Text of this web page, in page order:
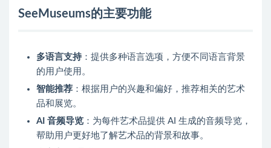
SeeMuseums的主要功能
多语言支持：提供多种语言选项，方便不同语言背景
的用户使用。
智能推荐 ：根据用户的兴趣和偏好，推荐相关的艺术
品和展览。
AI 音频导览 ：为每件艺术品提供 AI 生成的音频导览，
帮助用户更好地了解艺术品的背景和故事。